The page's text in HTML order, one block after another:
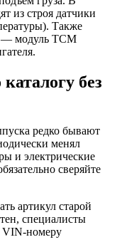
из строя датчики
Также
— модуль TCM
без
редко бывают
менял
и электрические
сверяйте
артикул старой
специалисты
номеру